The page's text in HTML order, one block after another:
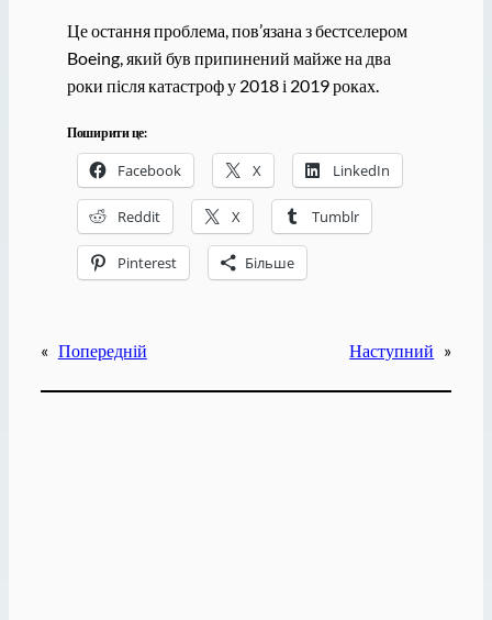
Це остання проблема, пов’язана з бестселером
Boeing, який був припинений майже на два
роки після катастроф у 2018 і 2019 роках.
Поширити це:
Facebook X LinkedIn
Reddit X Tumblr
Pinterest Більше
« Попередній Наступний »